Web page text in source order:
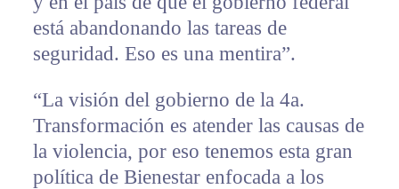
está abandonando las tareas de
seguridad. Eso es una mentira”.
“La visión del gobierno de la 4a.
Transformación es atender las causas de
la violencia, por eso tenemos esta gran
política de Bienestar enfocada a los